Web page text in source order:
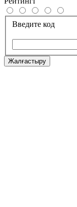
Введите код
Жалғастыру